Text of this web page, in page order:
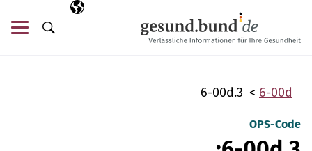
اللغة المختارة
AR
البحث
6-00d
6-00d.3
OPS-Code